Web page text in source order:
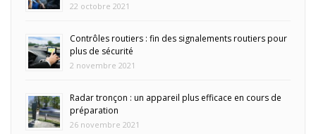
22 octobre 2021
Contrôles routiers : fin des signalements routiers pour
plus de sécurité
2 novembre 2021
Radar tronçon : un appareil plus efficace en cours de
préparation
26 novembre 2021